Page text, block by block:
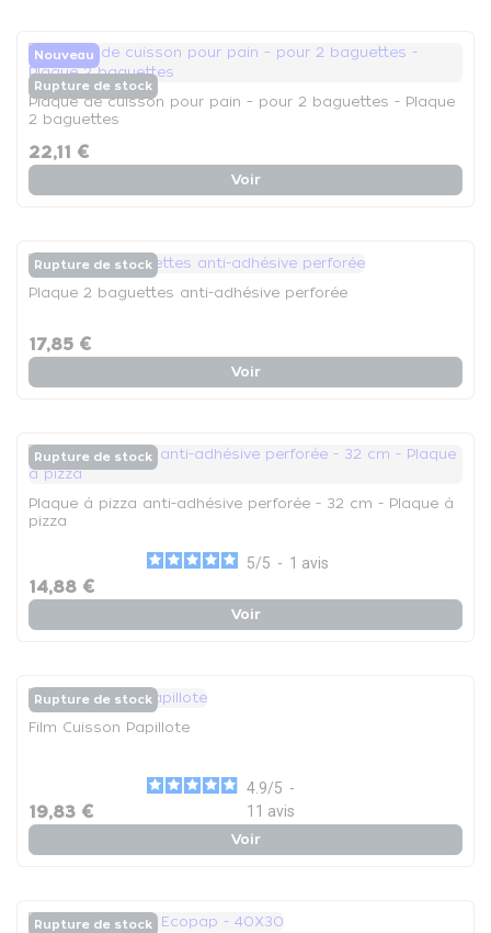
Nouveau
Rupture de stock
Plaque de cuisson pour pain – pour 2 baguettes - Plaque
2 baguettes
22,11 €
Voir
Rupture de stock
Plaque 2 baguettes anti-adhésive perforée
17,85 €
Voir
Rupture de stock
Plaque à pizza anti-adhésive perforée - 32 cm - Plaque à
pizza
5/5 - 1 avis
14,88 €
Voir
Rupture de stock
Film Cuisson Papillote
4.9/5 -
11 avis
19,83 €
Voir
Rupture de stock